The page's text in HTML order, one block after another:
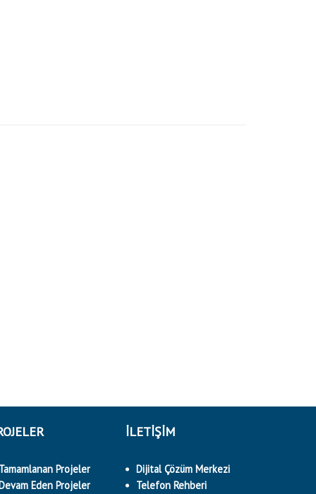
Tamamlanan Projeler
Eden Projeler
İLETİŞİM
Dijital Çözüm Merkezi
Telefon Rehberi